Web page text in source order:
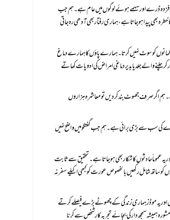
(۲۳) حضورصلی اللہ علیہ وسلم نے فرمایا: چلتے ہوئے بار بار پیچھے مڑ کر نہ دیکھو۔ چلتے ہوئے پیچھے مڑ کر دیکھنا ایک نفسیاتی بیماری ہے ۔یہ بیماری خوفزدہ ڈرے اور سہمے ہوئے لوگوں میں عام ہے۔ ہم جب
چلتے ہوئے پیچھے مڑ کر دیکھتے ہیں تو ہم اس بیماری کا شکار ہوتے چلے جاتے ہیں۔ پیچھے مڑ کر دیکھنے سے ہماری توجہ بھی بٹ جاتی ہے، ایکسیڈنٹ کا خطرہ بھی پیدا ہو جاتا ہے، ہماری رفتار بھی آدھی رہ جاتی
(۲۴)حضورصلی اللہ علیہ وسلم نے فرمایا: ایڑیاں مار کر نہ چلو۔ ایڑیاں مار کرچلنا یا چلنے کے دوران دھمک یا آواز پیدا کرنا تکبر کی نشانی ہے اور تکبر مسلمانوں کو سوٹ نہیں کرتا۔ ہمارے پاؤں کا ہمارے دماغ
کے ساتھ بھی گہرا تعلق ہوتا ہے۔ ایڑیاں مارنے سے ہمارے دماغ کی چولیں ہل جاتی ہیں ہم دماغی لحاظ سے کمزور ہو جاتے ہیں۔ آپ کو ایڑیاں مار کر چلنے والے جلد یا بدیر دماغی امراض کی ادویات کھاتے
(۲۵)حضورصلی اللہ علیہ وسلم نے فرمایا: کسی کے بارے میں جھوٹ نہ بولو۔ جھوٹ دنیا کی سب سے بڑی معاشرتی برائی اور گناہوں کی ماں ہے۔ہم اگر صرف جھوٹ بند کر دیں تو معاشرہ ہزاروں
(۲۶)حضورصلی اللہ علیہ وسلم نے فرمایا: ٹھہر کراور صاف صاف بولا کرو تا کہ دوسرے پوری طرح سمجھ جائیں۔ جھوٹ کے بعد غلط فہمی معاشر ے کی سب سے بڑی برائی ہے۔ ہم جب گفتگو میں واضح نہیں
(۲۷)حضورصلی اللہ علیہ وسلم نے فرمایا: اکیلے سفر نہ کیا کرو۔ یہ فرمان بھی حکمت سے بھرپور ہے ۔اکیلا آدمی خوفزدہ بھی رہتا ہے، پریشان بھی اور یہ عموماً حادثوں کا شکاربھی ہو جاتا ہے۔ تحقیق سے ثابت
ہوا سفر کے دوران اکیلے آدمی زیادہ لٹتے ہیں ،زیادہ جلدی بیمار ہوتے ہیں اور یہ زیادہ غلط فیصلے کرتے ہیں چنانچہ جب بھی سفر کریں ایک یا دو لوگوں کو ساتھ شامل رکھیں بالخصوص عورت کو کبھی اکیلے سفر نہ
(۲۸)حضورصلی اللہ علیہ وسلم نے فرمایا: فیصلے سے قبل مشورہ ضرور کیا کرو۔ انسان۱۶؍کیمیکلز کا مجموعہ ہے۔ یہ کیمیکلز ہمارے موڈز طے کرتے ہیں اور یہ موڈز ہماری زندگی کے چھوٹے بڑے فیصلے کرتے